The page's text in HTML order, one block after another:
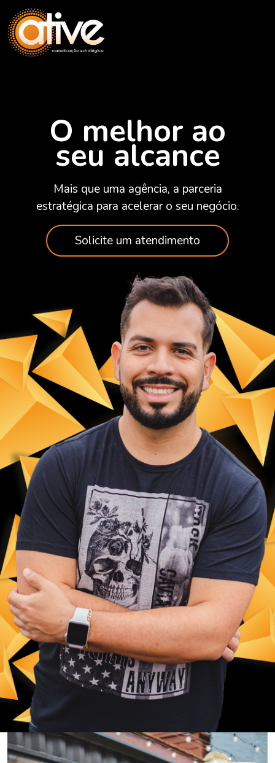
O melhor ao
seu alcance
Mais que uma agência, a parceria
estratégica para acelerar o seu negócio.
Solicite um atendimento